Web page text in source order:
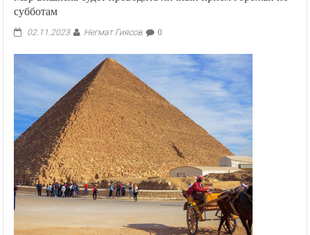
субботам
02.11.2023 Негмат Гиясов 0